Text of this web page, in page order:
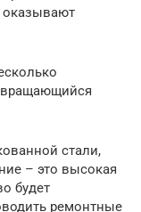
оказывают
стали,
– это высокая
будет
ремонтные